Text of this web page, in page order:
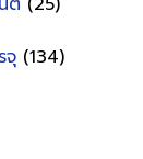
จุ (134)